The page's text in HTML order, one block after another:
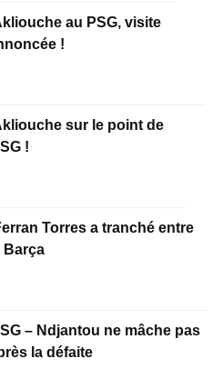
au PSG, visite
!
sur le point de
!
Torres a tranché entre
Barça
– Ndjantou ne mâche pas
la défaite